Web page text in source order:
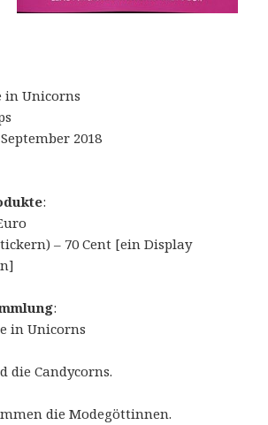
in Unicorns
September 2018
:
– 70 Cent [ein Display
:
in Unicorns
die Candycorns.
die Modegöttinnen.